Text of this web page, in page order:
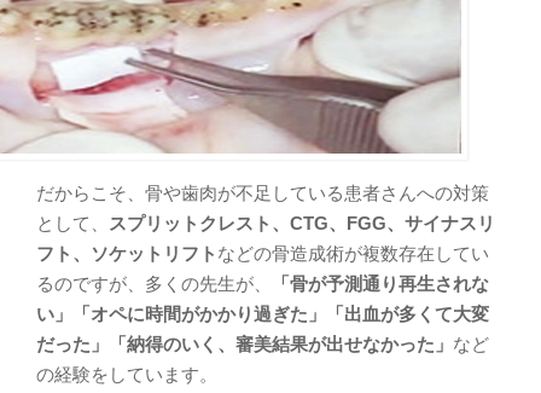
だからこそ、骨や歯肉が不足している患者さんへの対策
として、 スプリットクレスト、CTG、FGG、サイナスリ
フト、ソケットリフト などの骨造成術が複数存在してい
るのですが、多くの先生が、
「骨が予測通り再生されな
い」「オペに時間がかかり過ぎた」「出血が多くて大変
だった」「納得のいく、審美結果が出せなかった」 など
の経験をしています。